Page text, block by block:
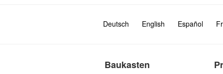
Deutsch English Español
Baukasten